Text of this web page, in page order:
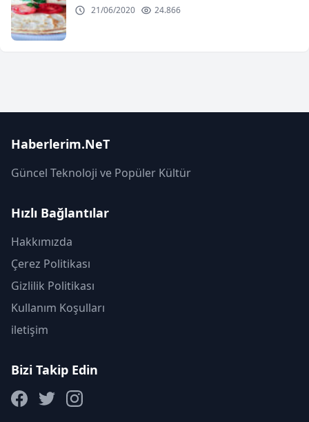
21/06/2020 24.866
Haberlerim.NeT
Güncel Teknoloji ve Popüler Kültür
Hızlı Bağlantılar
Hakkımızda
Çerez Politikası
Gizlilik Politikası
Kullanım Koşulları
iletişim
Bizi Takip Edin